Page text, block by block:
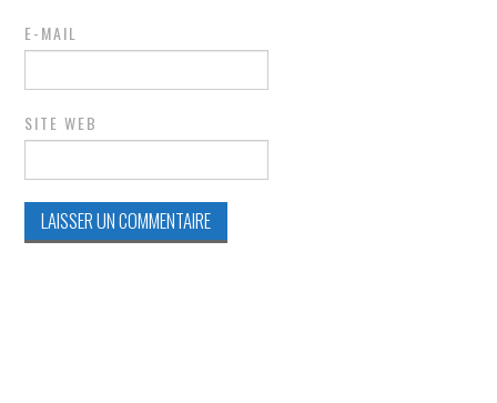
E-MAIL
SITE WEB